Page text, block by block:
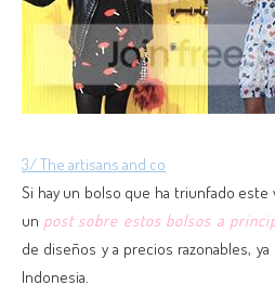
3/ The artisans and co
Si hay un bolso que ha triunfado este
un post sobre estos bolsos a
de diseños y a precios razonables,
Indonesia.